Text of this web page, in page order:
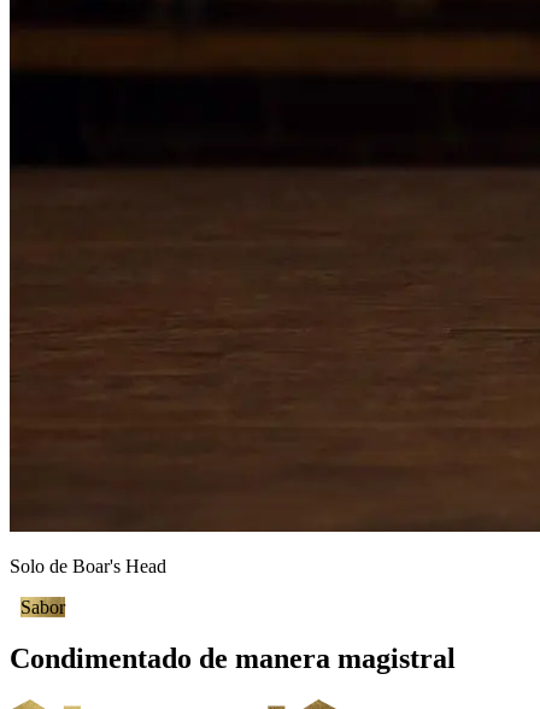
Solo de Boar's Head
Sabor
Condimentado de manera magistral